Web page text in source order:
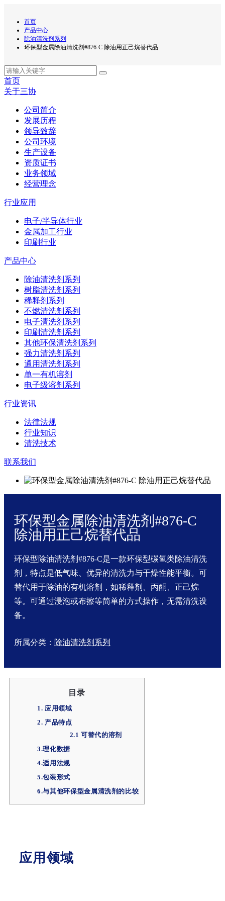
首页
产品中心
除油清洗剂系列
环保型金属除油清洗剂#876-C 除油用正己烷替代品
首页
关于三协
公司简介
发展历程
领导致辞
公司环境
生产设备
资质证书
业务领域
经营理念
行业应用
电子/半导体行业
金属加工行业
印刷行业
产品中心
除油清洗剂系列
树脂清洗剂系列
稀释剂系列
不燃清洗剂系列
电子清洗剂系列
印刷清洗剂系列
其他环保清洗剂系列
强力清洗剂系列
通用清洗剂系列
单一有机溶剂
电子级溶剂系列
行业资讯
法律法规
行业知识
清洗技术
联系我们
环保型金属除油清洗剂#876-C
除油用正己烷替代品
环保型除油清洗剂#876-C是一款环保型碳氢类除油清洗
剂，特点是低气味、优异的清洗力与干燥性能平衡。可
替代用于除油的有机溶剂，如稀释剂、丙酮、正己烷
等。可通过浸泡或布擦等简单的方式操作，无需清洗设
备。
所属分类： 除油清洗剂系列
目录
1. 应用领域
2. 产品特点
2.1 可替代的溶剂
3.理化数据
4.适用法规
5.包装形式
6.与其他环保型金属清洗剂的比较
应用领域